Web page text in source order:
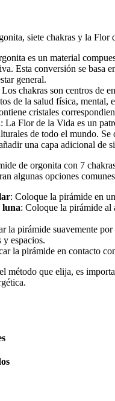
siete chakras y la Flor
es un material
Esta conversión se basa
general.
Los chakras son centros de
de la salud física,
cristales
: La Flor de la Vida es un
de todo el mundo.
una capa adicional de
de orgonita con 7
algunas opciones
: Coloque la pirámide en
luna: Coloque la pirámide al
la pirámide suavemente
espacios.
la pirámide en contacto
método que elija, es